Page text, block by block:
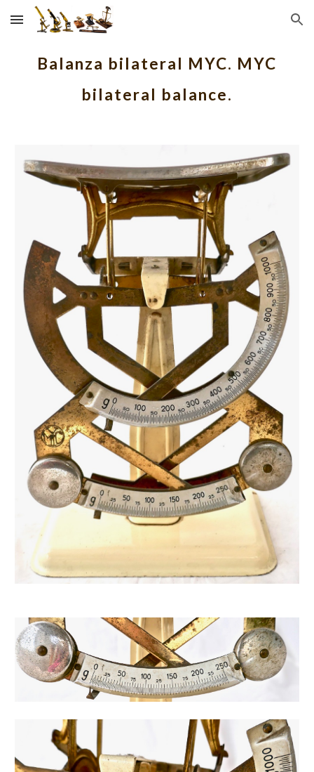
Skip to main content Skip to navigation
Balanza bilateral MYC. MYC
bilateral balance.